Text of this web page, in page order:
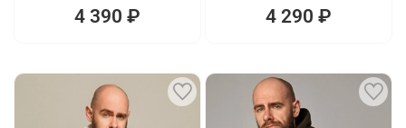
4 390 ₽ 4 290 ₽